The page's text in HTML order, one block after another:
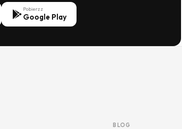
Pobierz z
Google Play
BLOG